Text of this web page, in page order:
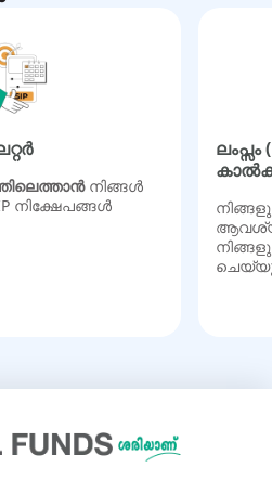
നിങ്ങൾ
നിക്ഷേപങ്ങൾ